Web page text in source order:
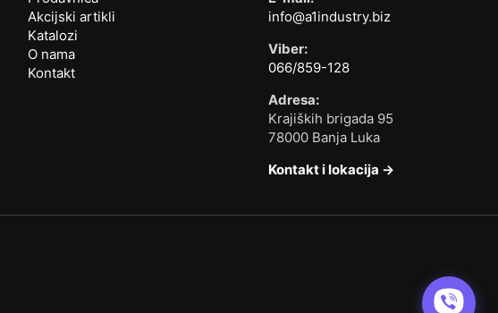
Akcijski artikli
Katalozi
O nama
Kontakt
info@a1industry.biz
Viber:
066/859-128
Adresa:
Krajiških brigada 95
78000 Banja Luka
Kontakt i lokacija →